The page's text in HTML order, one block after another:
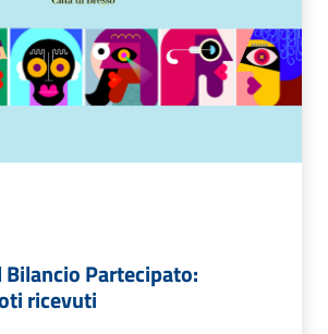
Partecipato:
ricevuti